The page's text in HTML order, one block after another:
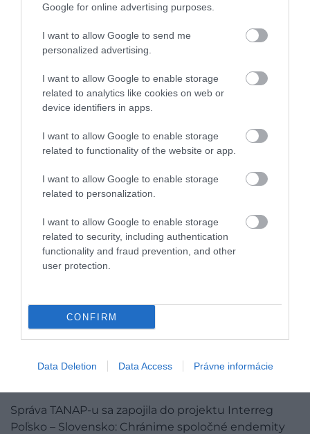
Google for online advertising purposes.
I want to allow Google to send me
personalized advertising.
I want to allow Google to enable storage
related to analytics like cookies on web or
device identifiers in apps.
I want to allow Google to enable storage
related to functionality of the website or app.
I want to allow Google to enable storage
related to personalization.
I want to allow Google to enable storage
related to security, including authentication
functionality and fraud prevention, and other
user protection.
CONFIRM
Data Deletion Data Access Právne informácie
MÁ ODHALIŤ SKUTOČNÚ PRÍČINU
Správa TANAP-u sa zapojila do projektu Interreg
Poľsko – Slovensko: Chránime spoločné endemity